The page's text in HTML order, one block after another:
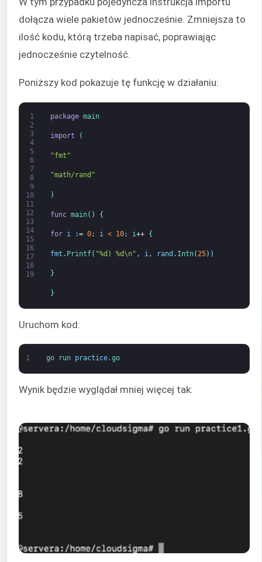
dołącza wiele pakietów jednocześnie. Zmniejsza to
ilość kodu, którą trzeba napisać, poprawiając
jednocześnie czytelność.
Poniższy kod pokazuje tę funkcję w działaniu:
1
2
3
4
5
6
7
8
9
10
11
12
13
14
15
16
17
18
19
package main
import (
"fmt"
"math/rand"
)
func main( ) {
for i := 0; i < 10; i++ {
fmt . Printf( "%d) %d\n" , i , rand . Intn( 25) )
}
}
Uruchom kod:
1 go run practice.go
Wynik będzie wyglądał mniej więcej tak: